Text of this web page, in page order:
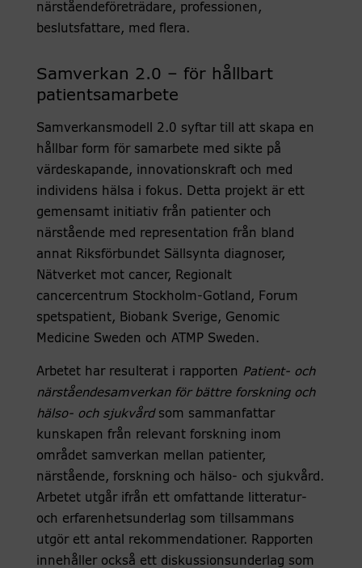
närståendeföreträdare, professionen,
beslutsfattare, med flera.
Samverkan 2.0 – för hållbart
patientsamarbete
Samverkansmodell 2.0 syftar till att skapa en
hållbar form för samarbete med sikte på
värdeskapande, innovationskraft och med
individens hälsa i fokus. Detta projekt är ett
gemensamt initiativ från patienter och
närstående med representation från bland
annat Riksförbundet Sällsynta diagnoser,
Nätverket mot cancer, Regionalt
cancercentrum Stockholm-Gotland, Forum
spetspatient, Biobank Sverige, Genomic
Medicine Sweden och ATMP Sweden.
Arbetet har resulterat i rapporten Patient- och
närståendesamverkan för bättre forskning och
hälso- och sjukvårdsom sammanfattar
kunskapen från relevant forskning inom
området samverkan mellan patienter,
närstående, forskning och hälso- och sjukvård.
Arbetet utgår ifrån ett omfattande litteratur-
och erfarenhetsunderlag som tillsammans
utgör ett antal rekommendationer. Rapporten
innehåller också ett diskussionsunderlag som